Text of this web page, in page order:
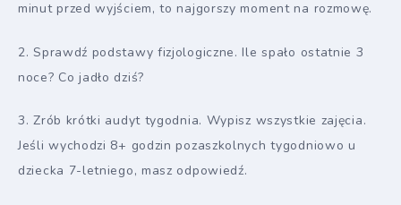
minut przed wyjściem, to najgorszy moment na rozmowę.
2. Sprawdź podstawy fizjologiczne. Ile spało ostatnie 3
noce? Co jadło dziś?
3. Zrób krótki audyt tygodnia. Wypisz wszystkie zajęcia.
Jeśli wychodzi 8+ godzin pozaszkolnych tygodniowo u
dziecka 7-letniego, masz odpowiedź.